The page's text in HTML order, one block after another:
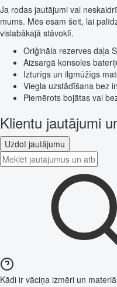
Ja rodas jautājumi vai
mums. Mēs esam šeit, lai
vislabākajā stāvoklī.
Oriģināla rezerves daļa
Aizsargā konsoles
Izturīgs un ilgmūžīgs
Viegla uzstādīšana bez
Piemērots bojātas vai
Klientu jautājumi
Uzdot jautājumu
Kādi ir vāciņa izmēri un